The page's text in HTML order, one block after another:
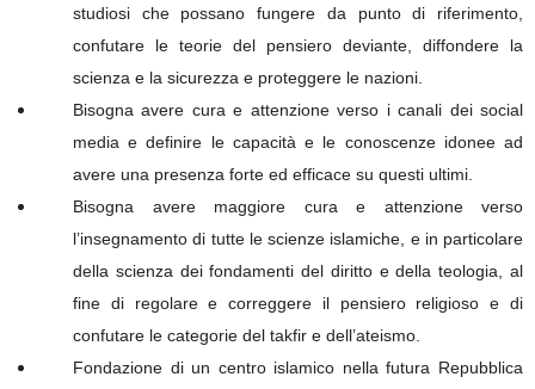
studiosi che possano fungere da punto di riferimento,
confutare le teorie del pensiero deviante, diffondere la
scienza e la sicurezza e proteggere le nazioni.
Bisogna avere cura e attenzione verso i canali dei social
media e definire le capacità e le conoscenze idonee ad
avere una presenza forte ed efficace su questi ultimi.
Bisogna avere maggiore cura e attenzione verso
l’insegnamento di tutte le scienze islamiche, e in particolare
della scienza dei fondamenti del diritto e della teologia, al
fine di regolare e correggere il pensiero religioso e di
confutare le categorie del takfir e dell’ateismo.
Fondazione di un centro islamico nella futura Repubblica